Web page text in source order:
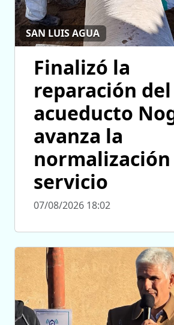
SAN LUIS AGUA
Finalizó la
reparación del
acueducto
avanza la
normalización
servicio
07/08/2026 18:02